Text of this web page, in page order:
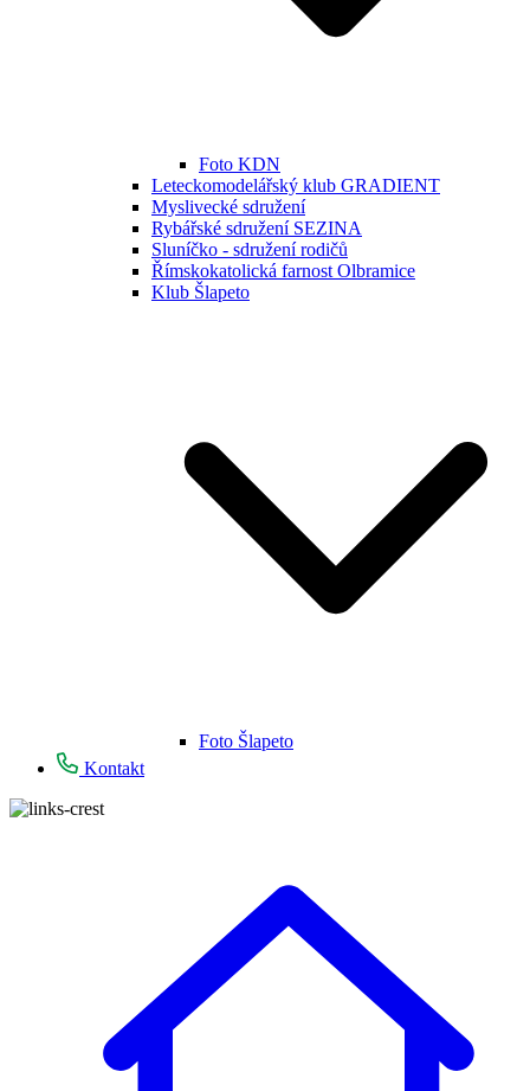
Foto KDN
Leteckomodelářský klub GRADIENT
Myslivecké sdružení
Rybářské sdružení SEZINA
Sluníčko - sdružení rodičů
Římskokatolická farnost Olbramice
Klub Šlapeto
Foto Šlapeto
Kontakt